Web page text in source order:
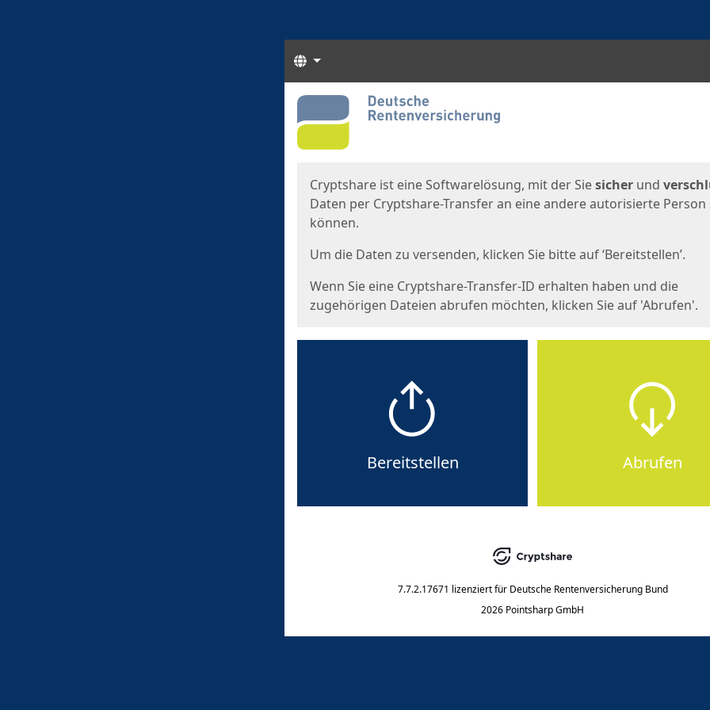
Sprachen
Start
Cryptshare ist eine Softwarelösung, mit der Siesicher und
Daten per Cryptshare-Transfer an eine andere autorisierte Person
können.
Um die Daten zu versenden, klicken Sie bitte auf ‘Bereitstellen’.
Wenn Sie eine Cryptshare-Transfer-ID erhalten haben und die
zugehörigen Dateien abrufen möchten, klicken Sie auf 'Abrufen'.
Bereitstellen Abrufen
7.7.2.17671 lizenziert für Deutsche Rentenversicherung Bund
2026 Pointsharp GmbH